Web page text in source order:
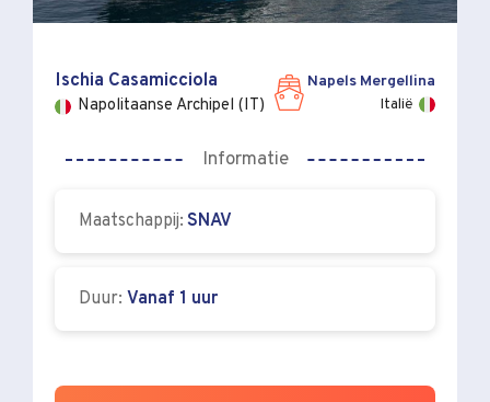
Ischia Casamicciola
Napolitaanse Archipel (IT)
Napels Mergellina
Italië
Informatie
Maatschappij: SNAV
Duur: Vanaf 1 uur